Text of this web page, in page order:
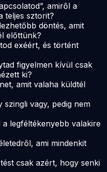
amiről a
teljes sztorit?
döntés, amit
előttünk?
exéért, és történt
figyelmen kívül csak
ki?
amit valaha küldtél
szingli vagy, pedig nem
legféltékenyebb valakire
ami mindenkit
csak azért, hogy senki